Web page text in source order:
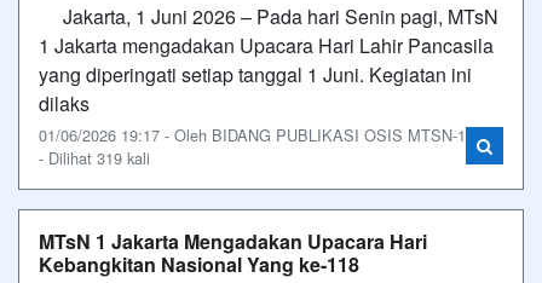
Jakarta, 1 Juni 2026 – Pada hari Senin pagi, MTsN
1 Jakarta mengadakan Upacara Hari Lahir Pancasila
yang diperingati setiap tanggal 1 Juni. Kegiatan ini
dilaks
01/06/2026 19:17 - Oleh BIDANG PUBLIKASI OSIS MTSN-1
- Dilihat 319 kali
MTsN 1 Jakarta Mengadakan Upacara Hari
Kebangkitan Nasional Yang ke-118